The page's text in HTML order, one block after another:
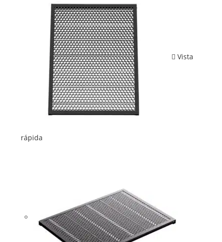
Vista
rápida